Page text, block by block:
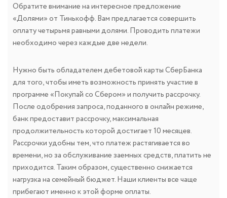
Обратите внимание на интересное предложение
«Долями» от Тинькофф. Вам предлагается совершить
оплату четырьмя равными долями. Проводить платежи
необходимо через каждые две недели.
Нужно быть обладателем дебетовой карты СберБанка
для того, чтобы иметь возможность принять участие в
программе «Покупай со Сбером» и получить рассрочку.
После одобрения запроса, поданного в онлайн режиме,
банк предоставит рассрочку, максимальная
продолжительность которой достигает 10 месяцев.
Рассрочки удобны тем, что платеж растягивается во
времени, но за обслуживание заемных средств, платить не
приходится. Таким образом, существенно снижается
нагрузка на семейный бюджет. Наши клиенты все чаще
прибегают именно к этой форме оплаты.